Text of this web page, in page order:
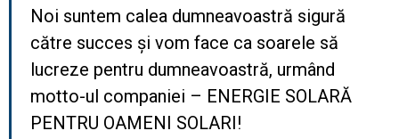
Noi suntem calea dumneavoastră sigură
către succes și vom face ca soarele să
lucreze pentru dumneavoastră, urmând
motto-ul companiei – ENERGIE SOLARĂ
PENTRU OAMENI SOLARI!